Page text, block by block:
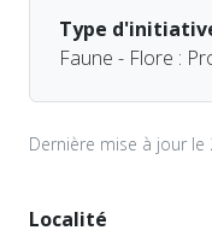
Type
Faune - Flore :
Dernière mise à jour
Localité